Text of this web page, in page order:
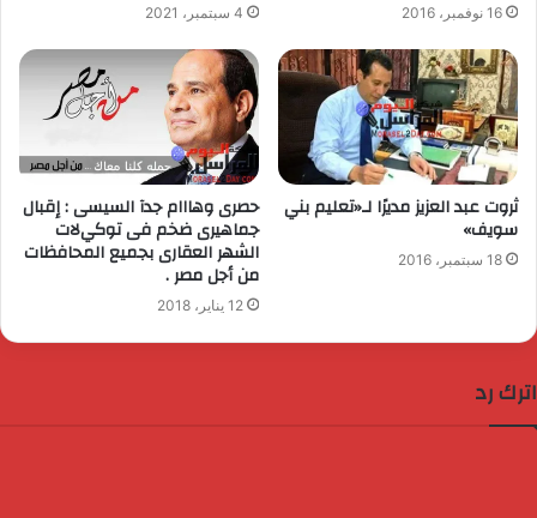
16 نوفمبر، 2016 4 سبتمبر، 2021
ثروت عبد العزيز مديرًا لـ«تعليم بني
سويف»
18 سبتمبر، 2016
حصرى وهااام جدآ السيسى : إقبال
جماهيرى ضخم فى توكيﻻت
الشهر العقارى بجميع المحافظات
من أجل مصر .
12 يناير، 2018
اترك رد